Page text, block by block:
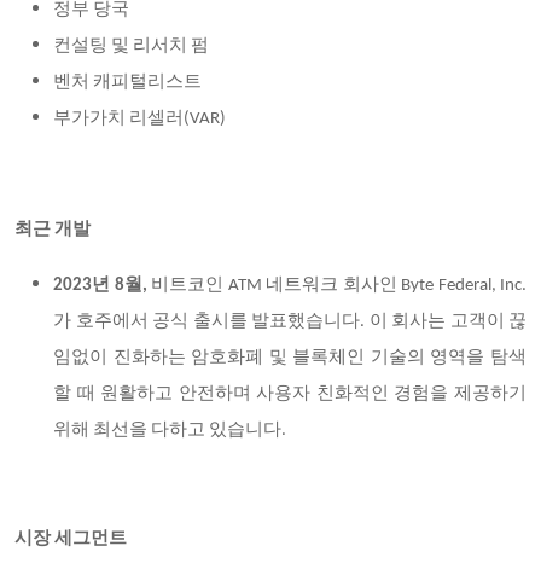
정부 당국
컨설팅 및 리서치 펌
벤처 캐피털리스트
부가가치 리셀러 (VAR)
최근 개발
2023년 8월, 비트코인 ATM 네트워크 회사인 Byte Federal, Inc.
가 호주에서 공식 출시를 발표했습니다. 이 회사는 고객이 끊
임없이 진화하는 암호화폐 및 블록체인 기술의 영역을 탐색
할 때 원활하고 안전하며 사용자 친화적인 경험을 제공하기
위해 최선을 다하고 있습니다.
시장 세그먼트